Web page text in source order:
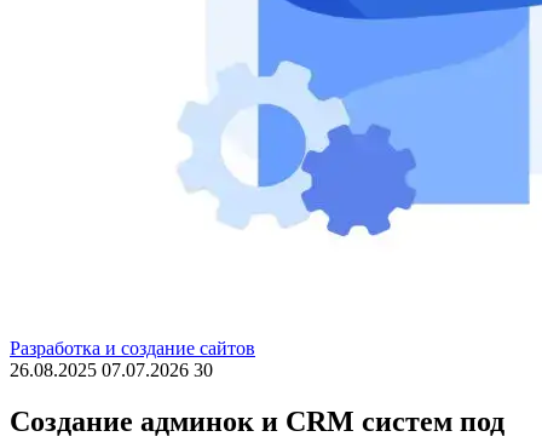
Разработка и создание сайтов
26.08.2025 07.07.2026 30
Создание админок и CRM систем под